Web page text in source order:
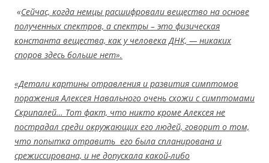
«Сейчас, когда немцы расшифровали вещество на основе
полученных спектров, а спектры – это физическая
константа вещества, как у человека ДНК, — никаких
споров здесь больше нет».
«Детали картины отравления и развития симптомов
поражения Алексея Навального очень схожи с симптомами
Скрипалей… Тот факт, что никто кроме Алексея не
пострадал среди окружающих его людей, говорит о том,
что попытка отравить его была спланирована и
срежиссирована, и не допускала какой-либо